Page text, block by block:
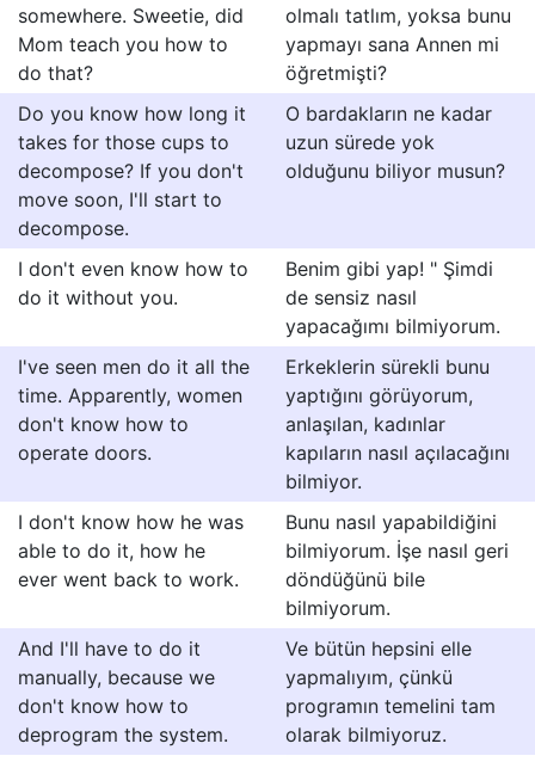
somewhere. Sweetie, did
Mom teach you how to
do that?
olmalı tatlım, yoksa bunu
yapmayı sana Annen mi
öğretmişti?
Do you know how long it
takes for those cups to
decompose? If you don't
move soon, I'll start to
decompose.
O bardakların ne kadar
uzun sürede yok
olduğunu biliyor musun?
I don't even know how to
do it without you.
Benim gibi yap! " Şimdi
de sensiz nasıl
yapacağımı bilmiyorum.
I've seen men do it all the
time. Apparently, women
don't know how to
operate doors.
Erkeklerin sürekli bunu
yaptığını görüyorum,
anlaşılan, kadınlar
kapıların nasıl açılacağını
bilmiyor.
I don't know how he was
able to do it, how he
ever went back to work.
Bunu nasıl yapabildiğini
bilmiyorum. İşe nasıl geri
döndüğünü bile
bilmiyorum.
And I'll have to do it
manually, because we
don't know how to
deprogram the system.
Ve bütün hepsini elle
yapmalıyım, çünkü
programın temelini tam
olarak bilmiyoruz.